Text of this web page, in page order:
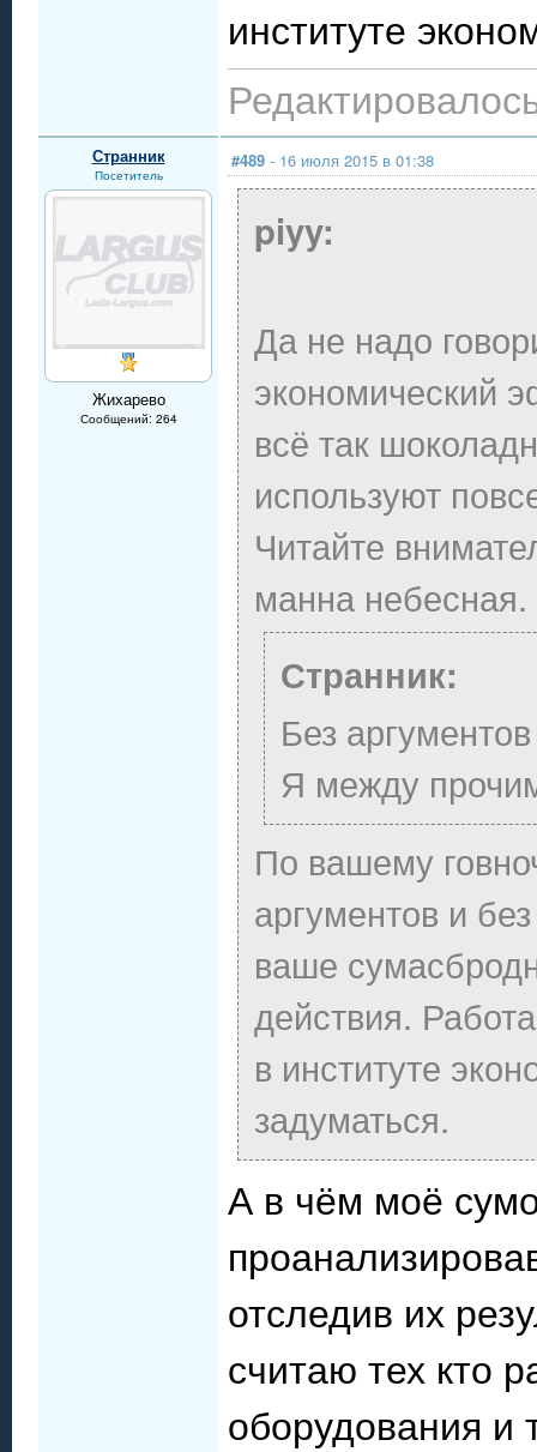
институте
Странник
Посетитель
Жихарево
Сообщений: 264
#489 - 16 июля 2015 в 01:38
piyy:
Да не надо
экономический
всё так
используют
Читайте
манна небесная.
Странник:
Без
Я между
По вашему
аргументов и
ваше
действия.
в институте
задуматься.
А в чём моё
отследив их
считаю тех кто
оборудования и